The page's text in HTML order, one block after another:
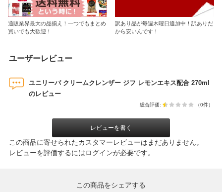
通販業界最大の品揃え！一つでもまとめ
買いでも大歓迎！
訳あり品が毎週木曜日追加中！訳ありだ
から安いんです！
ユーザーレビュー
ユニリーバ クリームクレンザー ジフ レモンエキス配合 270ml
のレビュー
総合評価: （0件）
レビューを書く
この商品に寄せられたカスタマーレビューはまだありません。
レビューを評価するにはログインが必要です。
この商品をシェアする